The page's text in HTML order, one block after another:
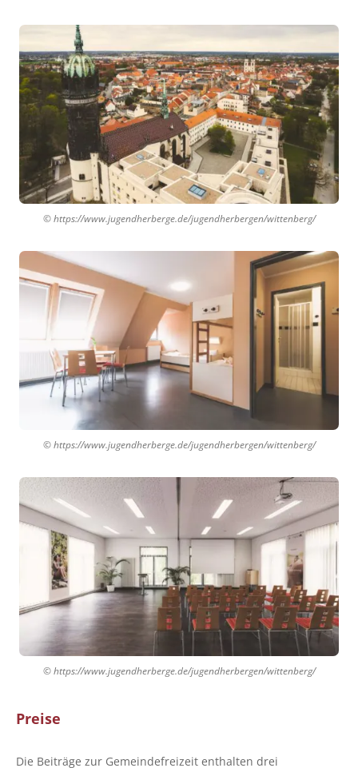
© https://www.jugendherberge.de/jugendherbergen/wittenberg/
© https://www.jugendherberge.de/jugendherbergen/wittenberg/
© https://www.jugendherberge.de/jugendherbergen/wittenberg/
Preise
Die Beiträge zur Gemeindefreizeit enthalten drei